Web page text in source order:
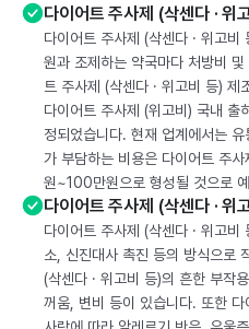
다이어트 주사제 (삭센다 · 위
다이어트 주사제 (삭센다 · 위고비
원과 조제하는 약국마다 처방비
트 주사제 (삭센다 · 위고비 등) 제
다이어트 주사제 (위고비) 국내
정되었습니다. 현재 업계에서는
가 부담하는 비용은 다이어트 주
원~100만원으로 형성될 것으로
다이어트 주사제 (삭센다 · 위
다이어트 주사제 (삭센다 · 위고
소, 신진대사 촉진 등의 방식으로
(삭센다 · 위고비 등)의 흔한 부작
꺼움, 변비 등이 있습니다. 또한